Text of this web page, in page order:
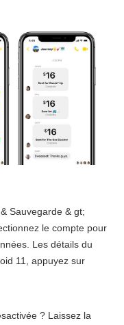
Sauvegarde & gt;
le compte pour
Les détails du
11, appuyez sur
? Laissez la